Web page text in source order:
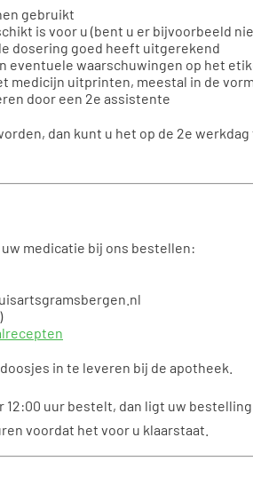
gebruikt
is voor u (bent u er bijvoorbeeld
dosering goed heeft uitgerekend
eventuele waarschuwingen op het
medicijn uitprinten, meestal in de
door een 2e assistente
dan kunt u het op de 2e
medicatie bij ons bestellen:
in te leveren bij de apotheek.
uur bestelt, dan ligt uw
voordat het voor u klaarstaat.